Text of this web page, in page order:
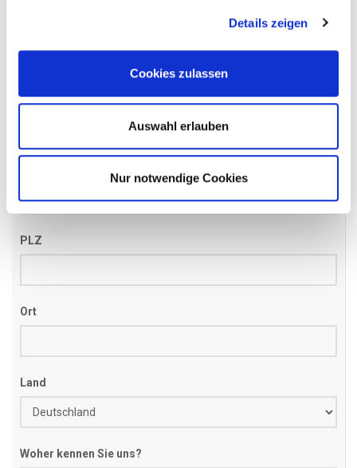
Details zeigen
Cookies zulassen
Auswahl erlauben
Nur notwendige Cookies
Telefon*
PLZ
Ort
Land
Woher kennen Sie uns?